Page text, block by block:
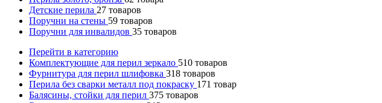
Детские перила 27 товаров
Поручни на стены 59 товаров
Поручни для инвалидов 35 товаров
Перейти в категорию
Комплектующие для перил зеркало 510 товаров
Фурнитура для перил шлифовка 318 товаров
Перила без сварки металл под покраску 171 товар
Балясины, стойки для перил 375 товаров